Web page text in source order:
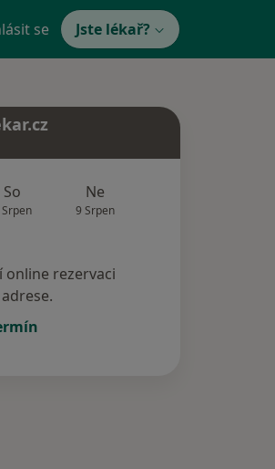
se Jste lékař?
So Ne
9 Srpen
online rezervaci